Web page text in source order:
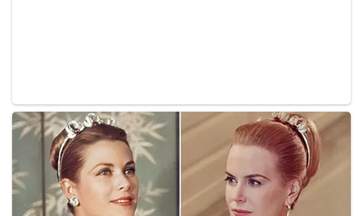
anda mahu jelaskan bagaimana tandatangan boleh
dipalsukan? Pengurus bank hari ini sendiri bersetuju.
“Kita akan dedahkan lebih banyak bukti, ini adalah
satu perbicaraan yang sangat menarik kerana ramai
yang ‘tertangkap’. Kita mempunyai satu rantaian ‘email’